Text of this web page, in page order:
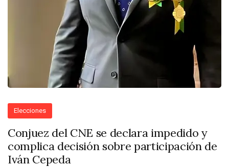
Elecciones
Conjuez del CNE se declara impedido y
complica decisión sobre participación de
Iván Cepeda